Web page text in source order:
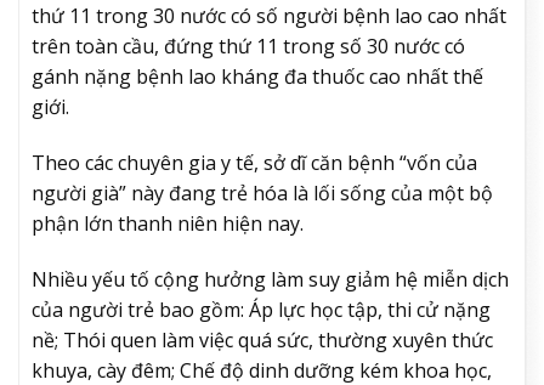
thứ 11 trong 30 nước có số người bệnh lao cao nhất
trên toàn cầu, đứng thứ 11 trong số 30 nước có
gánh nặng bệnh lao kháng đa thuốc cao nhất thế
giới.
Theo các chuyên gia y tế, sở dĩ căn bệnh “vốn của
người già” này đang trẻ hóa là lối sống của một bộ
phận lớn thanh niên hiện nay.
Nhiều yếu tố cộng hưởng làm suy giảm hệ miễn dịch
của người trẻ bao gồm: Áp lực học tập, thi cử nặng
nề; Thói quen làm việc quá sức, thường xuyên thức
khuya, cày đêm; Chế độ dinh dưỡng kém khoa học,